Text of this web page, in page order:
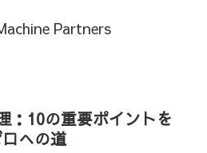
Partners
：10の重要ポイントを
への道